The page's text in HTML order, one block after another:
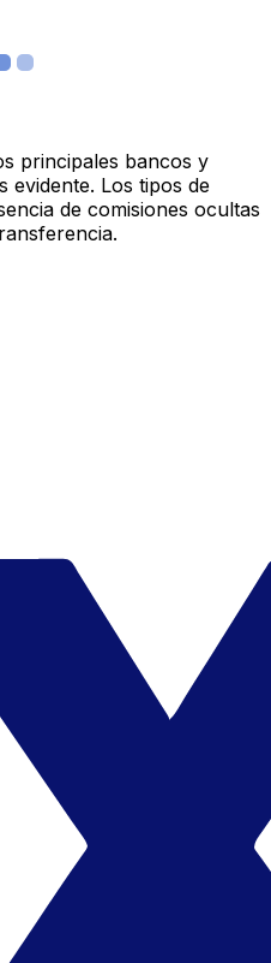
principales bancos y
evidente. Los tipos de
de comisiones ocultas